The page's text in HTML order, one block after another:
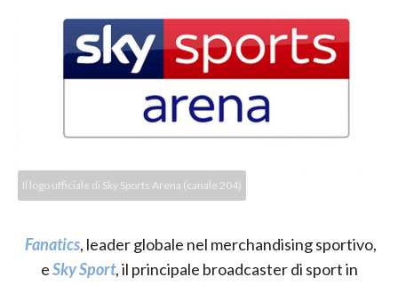
Il logo ufficiale di Sky Sports Arena (canale 204)
Fanatics, leader globale nel merchandising sportivo,
eSky Sport, il principale broadcaster di sport in